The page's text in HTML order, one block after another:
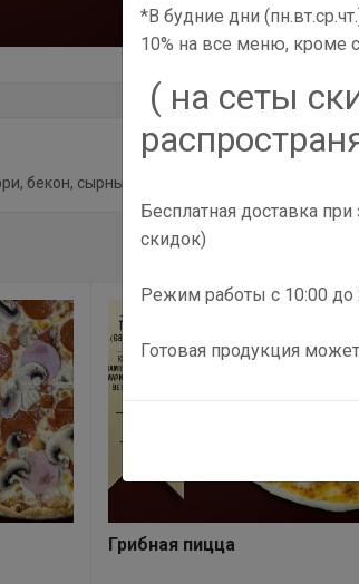
бекон, сырный соус, сыр моцарелла . 550 гр.
Грибная пицца
*В будние дни
10% на все меню, кроме
( на сеты
Бесплатная доставка
скидок)
Режим работы с 10:00 до
Готовая продукция